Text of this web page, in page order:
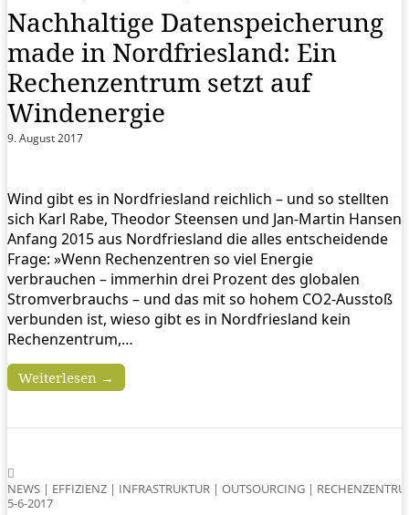
Nachhaltige Datenspeicherung
made in Nordfriesland: Ein
Rechenzentrum setzt auf
Windenergie
9. August 2017
Wind gibt es in Nordfriesland reichlich – und so stellten
sich Karl Rabe, Theodor Steensen und Jan-Martin Hansen
Anfang 2015 aus Nordfriesland die alles entscheidende
Frage: »Wenn Rechenzentren so viel Energie
verbrauchen – immerhin drei Prozent des globalen
Stromverbrauchs – und das mit so hohem CO2-Ausstoß
verbunden ist, wieso gibt es in Nordfriesland kein
Rechenzentrum,…
Weiterlesen →
NEWS | EFFIZIENZ | INFRASTRUKTUR | OUTSOURCING |
5-6-2017